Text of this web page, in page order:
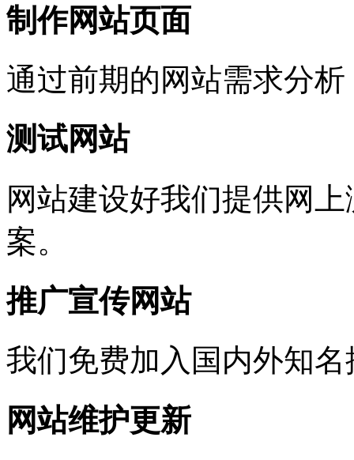
制作网站页面
通过前期的网站需求分
测试网站
网站建设好我们提供网
案。
推广宣传网站
我们免费加入国内外知
网站维护更新